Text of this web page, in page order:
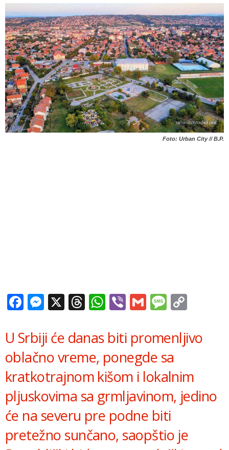
Foto: Urban City // B.P.
Facebook
Messenger
X Threads
WhatsApp
ViberGmail
U Srbiji će danas biti promenljivo
oblačno vreme, ponegde sa
kratkotrajnom kišom i lokalnim
pljuskovima sa grmljavinom, jedino
će na severu pre podne biti
pretežno sunčano, saopštio je